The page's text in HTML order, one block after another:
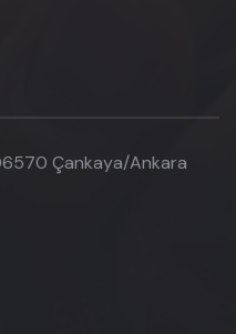
Çankaya/Ankara